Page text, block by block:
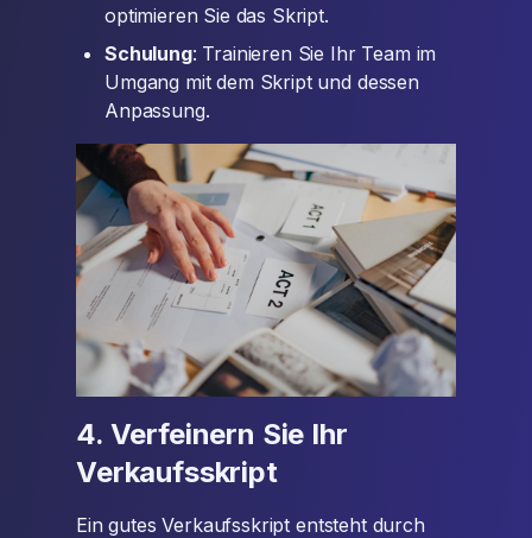
optimieren Sie das Skript.
Schulung: Trainieren Sie Ihr Team im
Umgang mit dem Skript und dessen
Anpassung.
4. Verfeinern Sie Ihr
Verkaufsskript
Ein gutes Verkaufsskript entsteht durch